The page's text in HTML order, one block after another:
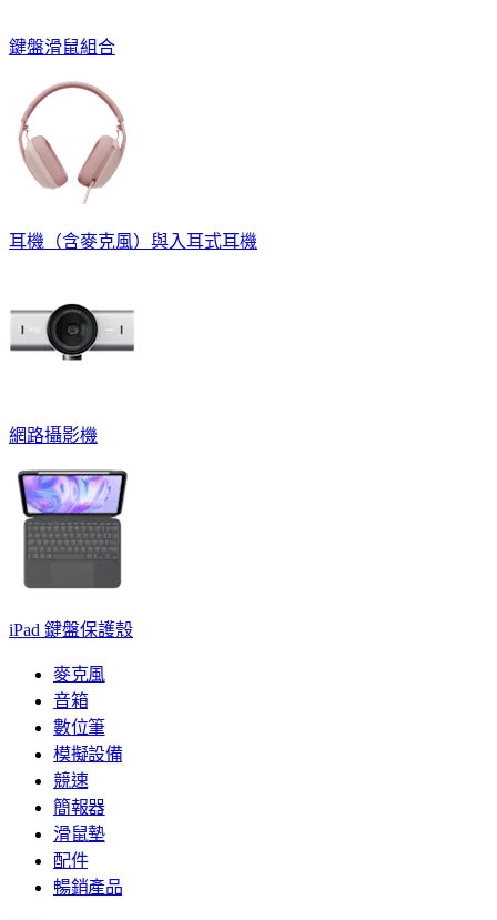
鍵盤滑鼠組合
耳機（含麥克風）與入耳式耳機
網路攝影機
iPad 鍵盤保護殼
麥克風
音箱
數位筆
模擬設備
競速
簡報器
滑鼠墊
配件
暢銷產品